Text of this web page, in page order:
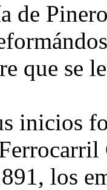
de
que se
inicios
los